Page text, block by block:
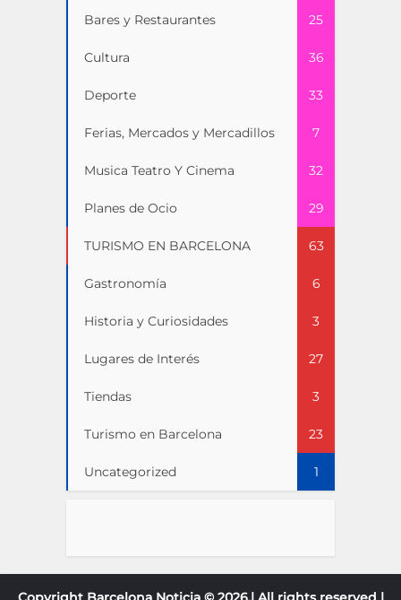
Bares y Restaurantes 25
Cultura 36
Deporte 33
Ferias, Mercados y Mercadillos 7
Musica Teatro Y Cinema 32
Planes de Ocio 29
TURISMO EN BARCELONA 63
Gastronomía 6
Historia y Curiosidades 3
Lugares de Interés 27
Tiendas 3
Turismo en Barcelona 23
Uncategorized 1